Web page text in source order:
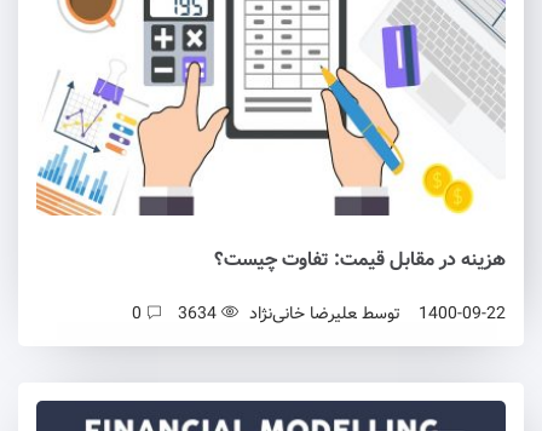
هزینه در مقابل قیمت: تفاوت چیست؟
1400-09-22 توسط علیرضا خانی‌نژاد